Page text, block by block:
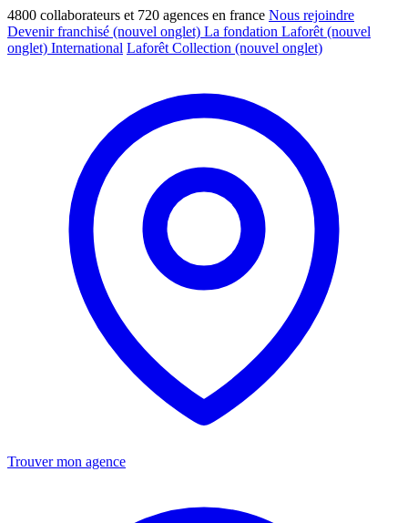
4800 collaborateurs et 720 agences en france Nous rejoindre
Devenir franchisé (nouvel onglet) La fondation Laforêt (nouvel
onglet) International Laforêt Collection (nouvel onglet)
Trouver mon agence